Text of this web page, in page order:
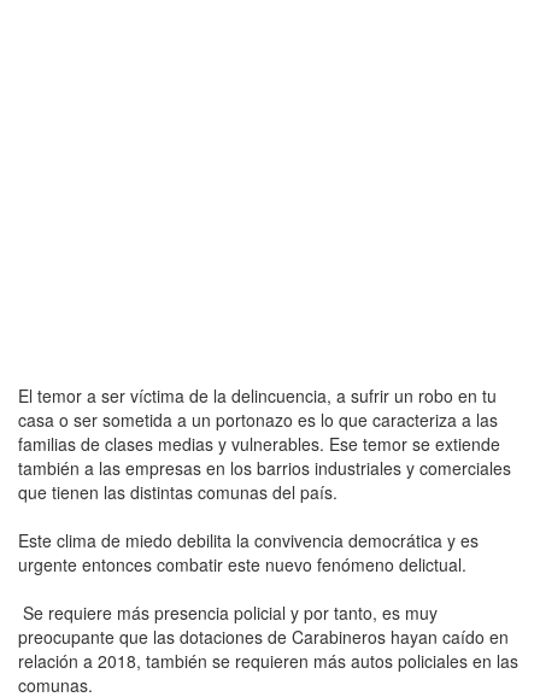
El temor a ser víctima de la delincuencia, a sufrir un robo en tu
casa o ser sometida a un portonazo es lo que caracteriza a las
familias de clases medias y vulnerables. Ese temor se extiende
también a las empresas en los barrios industriales y comerciales
que tienen las distintas comunas del país.
Este clima de miedo debilita la convivencia democrática y es
urgente entonces combatir este nuevo fenómeno delictual.
Se requiere más presencia policial y por tanto, es muy
preocupante que las dotaciones de Carabineros hayan caído en
relación a 2018, también se requieren más autos policiales en las
comunas.